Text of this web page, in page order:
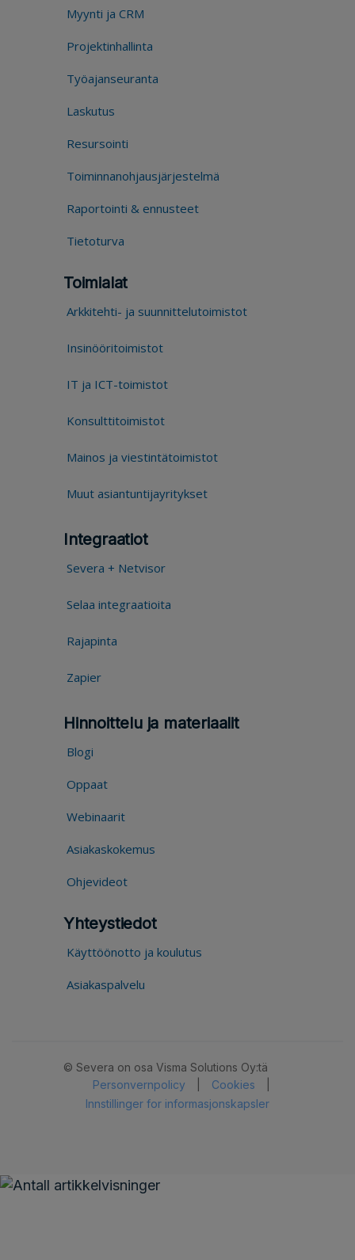
Myynti ja CRM
Projektinhallinta
Työajanseuranta
Laskutus
Resursointi
Toiminnanohjausjärjestelmä
Raportointi & ennusteet
Tietoturva
Toimialat
Arkkitehti- ja suunnittelutoimistot
Insinööritoimistot
IT ja ICT-toimistot
Konsulttitoimistot
Mainos ja viestintätoimistot
Muut asiantuntijayritykset
Integraatiot
Severa + Netvisor
Selaa integraatioita
Rajapinta
Zapier
Hinnoittelu ja materiaalit
Blogi
Oppaat
Webinaarit
Asiakaskokemus
Ohjevideot
Yhteystiedot
Käyttöönotto ja koulutus
Asiakaspalvelu
© Severa on osa Visma Solutions Oy:tä
Personvernpolicy
Cookies
Innstillinger for informasjonskapsler